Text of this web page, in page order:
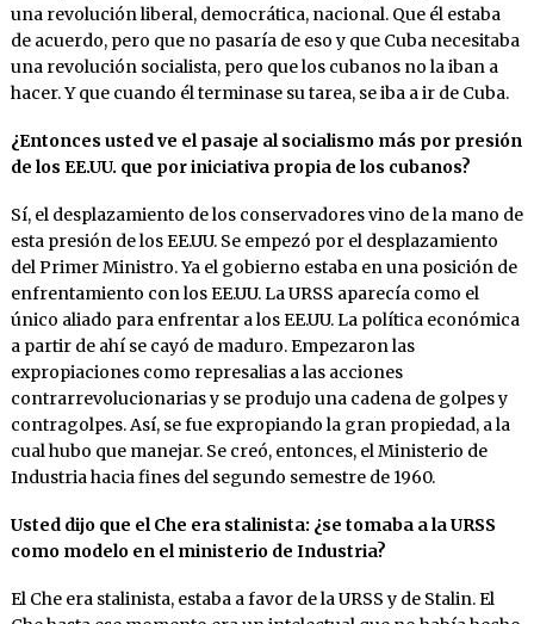
una revolución liberal, democrática, nacional. Que él estaba
de acuerdo, pero que no pasaría de eso y que Cuba necesitaba
una revolución socialista, pero que los cubanos no la iban a
hacer. Y que cuando él terminase su tarea, se iba a ir de Cuba.
¿Entonces usted ve el pasaje al socialismo más por presión
de los EE.UU. que por iniciativa propia de los cubanos?
Sí, el desplazamiento de los conservadores vino de la mano de
esta presión de los EE.UU. Se empezó por el desplazamiento
del Primer Ministro. Ya el gobierno estaba en una posición de
enfrentamiento con los EE.UU. La URSS aparecía como el
único aliado para enfrentar a los EE.UU. La política económica
a partir de ahí se cayó de maduro. Empezaron las
expropiaciones como represalias a las acciones
contrarrevolucionarias y se produjo una cadena de golpes y
contragolpes. Así, se fue expropiando la gran propiedad, a la
cual hubo que manejar. Se creó, entonces, el Ministerio de
Industria hacia fines del segundo semestre de 1960.
Usted dijo que el Che era stalinista: ¿se tomaba a la URSS
como modelo en el ministerio de Industria?
El Che era stalinista, estaba a favor de la URSS y de Stalin. El